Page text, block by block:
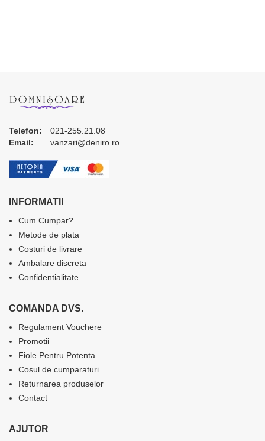
Telefon:
021-255.21.08
Email:
vanzari@deniro.ro
INFORMATII
Cum Cumpar?
Metode de plata
Costuri de livrare
Ambalare discreta
Confidentialitate
COMANDA DVS.
Regulament Vouchere
Promotii
Fiole Pentru Potenta
Cosul de cumparaturi
Returnarea produselor
Contact
AJUTOR